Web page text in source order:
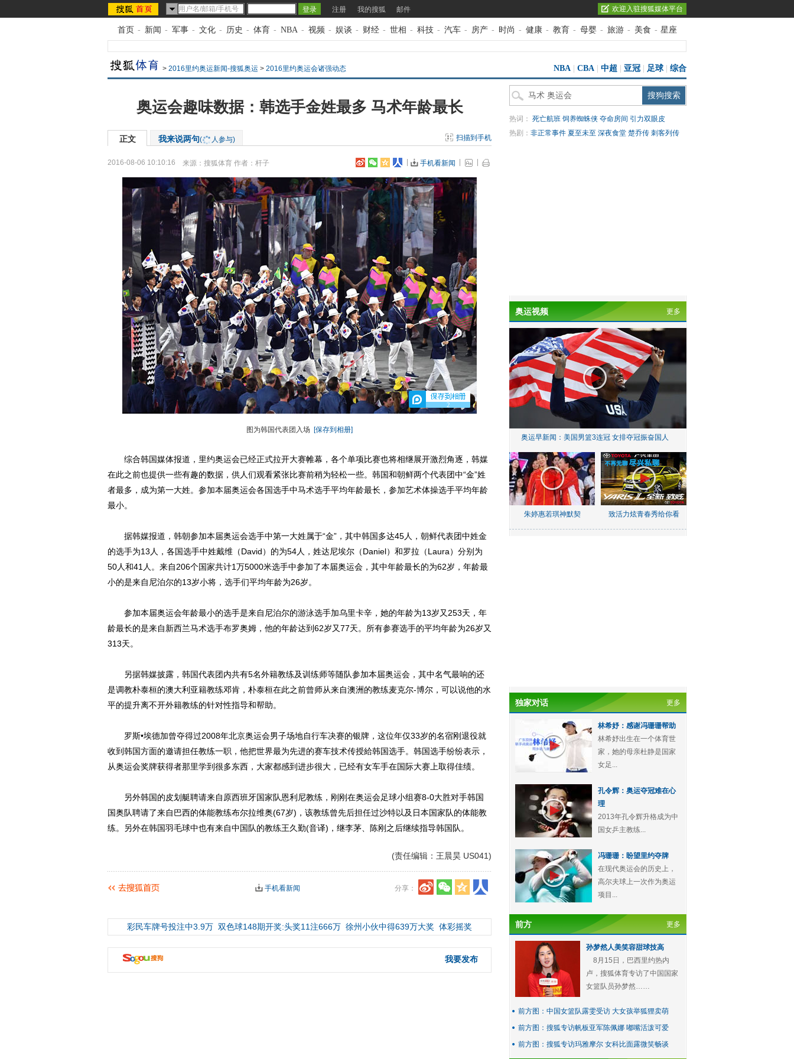
注册 我的搜狐 邮件 欢迎入驻搜狐媒体平台
首页 - 新闻 - 军事 - 文化 - 历史 - 体育 - NBA - 视频 - 娱谈 - 财经 - 世相 - 科技 - 汽车 - 房产 - 时尚 - 健康 - 教育 - 母婴 - 旅游 - 美食 - 星座
> 2016里约奥运新闻-搜狐奥运 > 2016里约奥运会诸强动态 NBA CBA 中超 亚冠 足球| 综合
奥运会趣味数据：韩选手金姓最多 马术年龄最长
正文 我来说两句( 人参与) 扫描到手机
2016-08-06 10:10:16 来源： 搜狐体育 作者：杆子 手机看新闻
2
图为韩国代表团入场 [保存到相册]
综合韩国媒体报道，里约奥运会已经正式拉开大赛帷幕，各个单项比赛也将相继展开激烈角逐，韩媒
在此之前也提供一些有趣的数据，供人们观看紧张比赛前稍为轻松一些。韩国和朝鲜两个代表团中“金”姓
者最多，成为第一大姓。参加本届奥运会各国选手中马术选手平均年龄最长，参加艺术体操选手平均年龄
最小。
据韩媒报道，韩朝参加本届奥运会选手中第一大姓属于“金”，其中韩国多达45人，朝鲜代表团中姓金
的选手为13人，各国选手中姓戴维（David）的为54人，姓达尼埃尔（Daniel）和罗拉（Laura）分别为
50人和41人。来自206个国家共计1万5000米选手中参加了本届奥运会，其中年龄最长的为62岁，年龄最
小的是来自尼泊尔的13岁小将，选手们平均年龄为26岁。
参加本届奥运会年龄最小的选手是来自尼泊尔的游泳选手加乌里卡辛，她的年龄为13岁又253天，年
龄最长的是来自新西兰马术选手布罗奥姆，他的年龄达到62岁又77天。所有参赛选手的平均年龄为26岁又
313天。
另据韩媒披露，韩国代表团内共有5名外籍教练及训练师等随队参加本届奥运会，其中名气最响的还
是调教朴泰桓的澳大利亚籍教练邓肯，朴泰桓在此之前曾师从来自澳洲的教练麦克尔-博尔，可以说他的水
平的提升离不开外籍教练的针对性指导和帮助。
罗斯•埃德加曾夺得过2008年北京奥运会男子场地自行车决赛的银牌，这位年仅33岁的名宿刚退役就
收到韩国方面的邀请担任教练一职，他把世界最为先进的赛车技术传授給韩国选手。韩国选手纷纷表示，
从奥运会奖牌获得者那里学到很多东西，大家都感到进步很大，已经有女车手在国际大赛上取得佳绩。
另外韩国的皮划艇聘请来自原西班牙国家队恩利尼教练，刚刚在奥运会足球小组赛8-0大胜对手韩国
国奥队聘请了来自巴西的体能教练布尔拉维奥(67岁)，该教练曾先后担任过沙特以及日本国家队的体能教
练。另外在韩国羽毛球中也有来自中国队的教练王久勤(音译)，继李茅、陈刚之后继续指导韩国队。
(责任编辑：王晨昊 US041)
分享：
手机看新闻
彩民车牌号投注中3.9万 双色球148期开奖:头奖11注666万 徐州小伙中得639万大奖 体彩摇奖
我要发布
热词： 死亡航班 饲养蜘蛛侠 夺命房间 引力双眼皮
热剧： 非正常事件 夏至未至 深夜食堂 楚乔传 刺客列传
奥运视频 更多
奥运早新闻：美国男篮3连冠 女排夺冠振奋国人
朱婷惠若琪神默契 致活力炫青春秀给你看
独家对话 更多
林希妤：感谢冯珊珊帮助
林希妤出生在一个体育世
家，她的母亲杜静是国家
女足...
孔令辉：奥运夺冠难在心
理
2013年孔令辉升格成为中
国女乒主教练...
冯珊珊：盼望里约夺牌
在现代奥运会的历史上，
高尔夫球上一次作为奥运
项目...
前方 更多
孙梦然人美笑容甜球技高
8月15日，巴西里约热内
卢，搜狐体育专访了中国国家
女篮队员孙梦然……
前方图：中国女篮队露雯受访 大女孩举狐狸卖萌
前方图：搜狐专访帆板亚军陈佩娜 嘟嘴活泼可爱
前方图：搜狐专访玛雅摩尔 女科比面露微笑畅谈